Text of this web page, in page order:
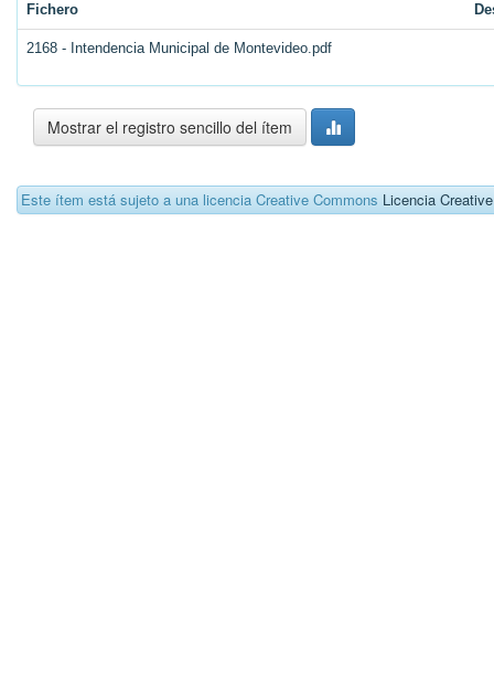
Fichero
2168 - Intendencia Municipal de Montevideo.pdf
Mostrar el registro sencillo del ítem
Este ítem está sujeto a una licencia Creative Commons Licencia